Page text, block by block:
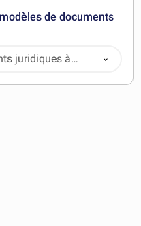
de documents
juridiques à